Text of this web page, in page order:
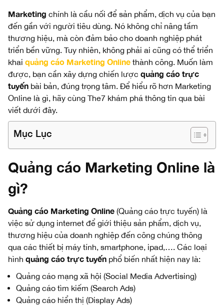
Marketing chính là cầu nối để sản phẩm, dịch vụ của bạn
đến gần với người tiêu dùng. Nó không chỉ nâng tầm
thương hiệu, mà còn đảm bảo cho doanh nghiệp phát
triển bền vững. Tuy nhiên, không phải ai cũng có thể triển
khai quảng cáo Marketing Online thành công. Muốn làm
được, bạn cần xây dựng chiến lược quảng cáo trực
tuyến bài bản, đúng trọng tâm. Để hiểu rõ hơn Marketing
Online là gì, hãy cùng The7 khám phá thông tin qua bài
viết dưới đây.
Mục Lục
Quảng cáo Marketing Online là
gì?
Quảng cáo Marketing Online (Quảng cáo trực tuyến) là
việc sử dụng internet để giới thiệu sản phẩm, dịch vụ,
thương hiệu của doanh nghiệp đến công chúng thông
qua các thiết bị máy tính, smartphone, ipad,…. Các loại
hình quảng cáo trực tuyến phổ biến nhất hiện nay là:
Quảng cáo mạng xã hội (Social Media Advertising)
Quảng cáo tìm kiếm (Search Ads)
Quảng cáo hiển thị (Display Ads)